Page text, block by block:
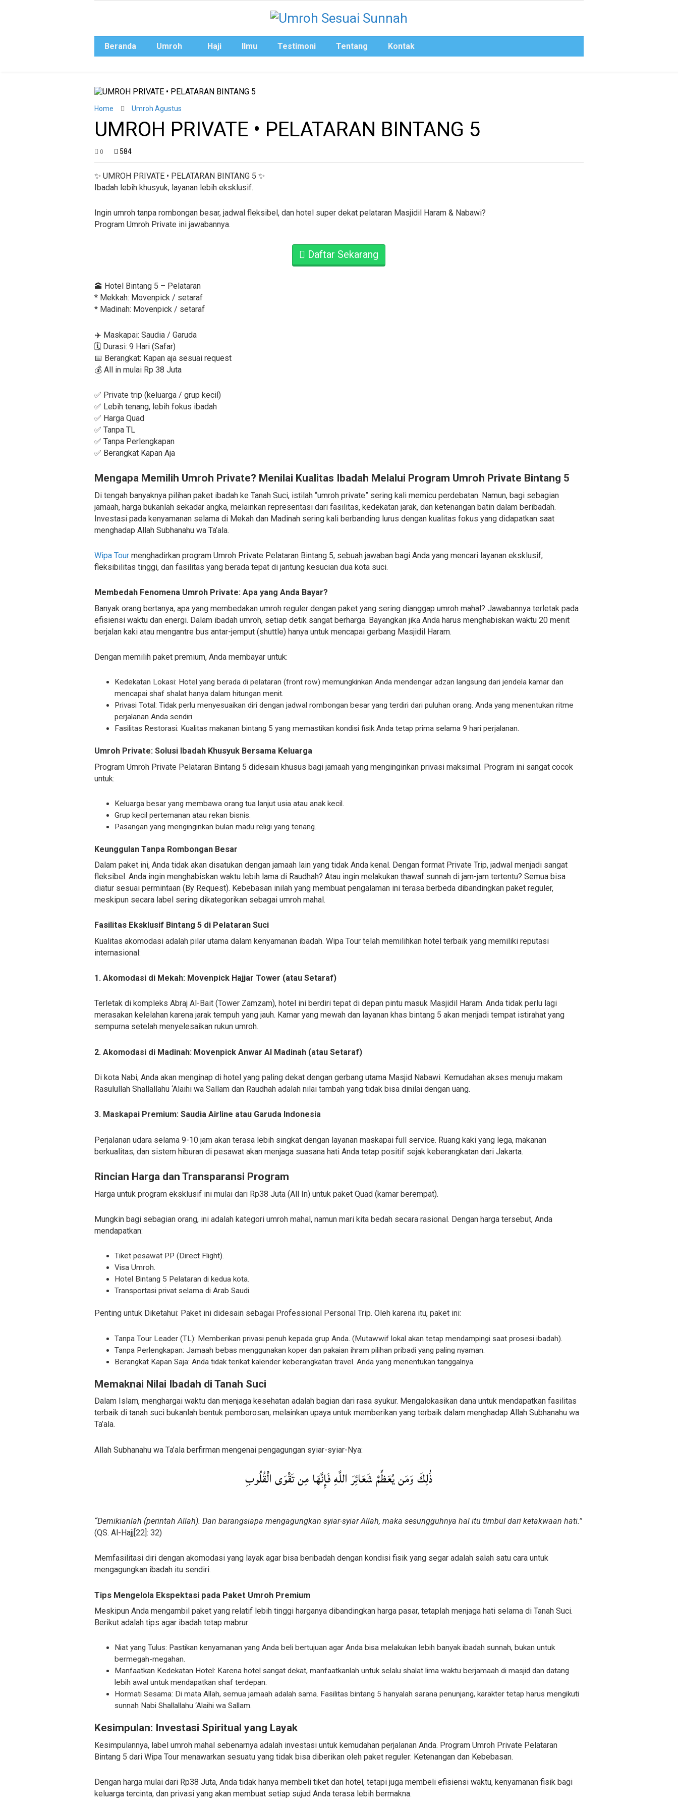
Beranda Umroh Haji Ilmu Testimoni Tentang Kontak
Home Umroh Agustus
UMROH PRIVATE • PELATARAN BINTANG 5
0 584
✨ UMROH PRIVATE • PELATARAN BINTANG 5 ✨
Ibadah lebih khusyuk, layanan lebih eksklusif.
Ingin umroh tanpa rombongan besar, jadwal fleksibel, dan hotel super dekat pelataran Masjidil Haram & Nabawi?
Program Umroh Private ini jawabannya.
Daftar Sekarang
🕋 Hotel Bintang 5 – Pelataran
* Mekkah: Movenpick / setaraf
* Madinah: Movenpick / setaraf
✈️ Maskapai: Saudia / Garuda
🗓️ Durasi: 9 Hari (Safar)
📅 Berangkat: Kapan aja sesuai request
💰 All in mulai Rp 38 Juta
✅ Private trip (keluarga / grup kecil)
✅ Lebih tenang, lebih fokus ibadah
✅ Harga Quad
✅ Tanpa TL
✅ Tanpa Perlengkapan
✅ Berangkat Kapan Aja
Mengapa Memilih Umroh Private? Menilai Kualitas Ibadah Melalui Program Umroh Private Bintang 5
Di tengah banyaknya pilihan paket ibadah ke Tanah Suci, istilah “umroh private” sering kali memicu perdebatan. Namun, bagi sebagian
jamaah, harga bukanlah sekadar angka, melainkan representasi dari fasilitas, kedekatan jarak, dan ketenangan batin dalam beribadah.
Investasi pada kenyamanan selama di Mekah dan Madinah sering kali berbanding lurus dengan kualitas fokus yang didapatkan saat
menghadap Allah Subhanahu wa Ta’ala.
Wipa Tourmenghadirkan program Umroh Private Pelataran Bintang 5, sebuah jawaban bagi Anda yang mencari layanan eksklusif,
fleksibilitas tinggi, dan fasilitas yang berada tepat di jantung kesucian dua kota suci.
Membedah Fenomena Umroh Private: Apa yang Anda Bayar?
Banyak orang bertanya, apa yang membedakan umroh reguler dengan paket yang sering dianggap umroh mahal? Jawabannya terletak pada
efisiensi waktu dan energi. Dalam ibadah umroh, setiap detik sangat berharga. Bayangkan jika Anda harus menghabiskan waktu 20 menit
berjalan kaki atau mengantre bus antar-jemput (shuttle) hanya untuk mencapai gerbang Masjidil Haram.
Dengan memilih paket premium, Anda membayar untuk:
Kedekatan Lokasi: Hotel yang berada di pelataran (front row) memungkinkan Anda mendengar adzan langsung dari jendela kamar dan
mencapai shaf shalat hanya dalam hitungan menit.
Privasi Total: Tidak perlu menyesuaikan diri dengan jadwal rombongan besar yang terdiri dari puluhan orang. Anda yang menentukan ritme
perjalanan Anda sendiri.
Fasilitas Restorasi: Kualitas makanan bintang 5 yang memastikan kondisi fisik Anda tetap prima selama 9 hari perjalanan.
Umroh Private: Solusi Ibadah Khusyuk Bersama Keluarga
Program Umroh Private Pelataran Bintang 5 didesain khusus bagi jamaah yang menginginkan privasi maksimal. Program ini sangat cocok
untuk:
Keluarga besar yang membawa orang tua lanjut usia atau anak kecil.
Grup kecil pertemanan atau rekan bisnis.
Pasangan yang menginginkan bulan madu religi yang tenang.
Keunggulan Tanpa Rombongan Besar
Dalam paket ini, Anda tidak akan disatukan dengan jamaah lain yang tidak Anda kenal. Dengan format Private Trip, jadwal menjadi sangat
fleksibel. Anda ingin menghabiskan waktu lebih lama di Raudhah? Atau ingin melakukan thawaf sunnah di jam-jam tertentu? Semua bisa
diatur sesuai permintaan (By Request). Kebebasan inilah yang membuat pengalaman ini terasa berbeda dibandingkan paket reguler,
meskipun secara label sering dikategorikan sebagai umroh mahal.
Fasilitas Eksklusif Bintang 5 di Pelataran Suci
Kualitas akomodasi adalah pilar utama dalam kenyamanan ibadah. Wipa Tour telah memilihkan hotel terbaik yang memiliki reputasi
internasional:
1. Akomodasi di Mekah: Movenpick Hajjar Tower (atau Setaraf)
Terletak di kompleks Abraj Al-Bait (Tower Zamzam), hotel ini berdiri tepat di depan pintu masuk Masjidil Haram. Anda tidak perlu lagi
merasakan kelelahan karena jarak tempuh yang jauh. Kamar yang mewah dan layanan khas bintang 5 akan menjadi tempat istirahat yang
sempurna setelah menyelesaikan rukun umroh.
2. Akomodasi di Madinah: Movenpick Anwar Al Madinah (atau Setaraf)
Di kota Nabi, Anda akan menginap di hotel yang paling dekat dengan gerbang utama Masjid Nabawi. Kemudahan akses menuju makam
Rasulullah Shallallahu ‘Alaihi wa Sallam dan Raudhah adalah nilai tambah yang tidak bisa dinilai dengan uang.
3. Maskapai Premium: Saudia Airline atau Garuda Indonesia
Perjalanan udara selama 9-10 jam akan terasa lebih singkat dengan layanan maskapai full service. Ruang kaki yang lega, makanan
berkualitas, dan sistem hiburan di pesawat akan menjaga suasana hati Anda tetap positif sejak keberangkatan dari Jakarta.
Rincian Harga dan Transparansi Program
Harga untuk program eksklusif ini mulai dari Rp38 Juta (All In) untuk paket Quad (kamar berempat).
Mungkin bagi sebagian orang, ini adalah kategori umroh mahal, namun mari kita bedah secara rasional. Dengan harga tersebut, Anda
mendapatkan:
Tiket pesawat PP (Direct Flight).
Visa Umroh.
Hotel Bintang 5 Pelataran di kedua kota.
Transportasi privat selama di Arab Saudi.
Penting untuk Diketahui: Paket ini didesain sebagai Professional Personal Trip. Oleh karena itu, paket ini:
Tanpa Tour Leader (TL): Memberikan privasi penuh kepada grup Anda. (Mutawwif lokal akan tetap mendampingi saat prosesi ibadah).
Tanpa Perlengkapan: Jamaah bebas menggunakan koper dan pakaian ihram pilihan pribadi yang paling nyaman.
Berangkat Kapan Saja: Anda tidak terikat kalender keberangkatan travel. Anda yang menentukan tanggalnya.
Memaknai Nilai Ibadah di Tanah Suci
Dalam Islam, menghargai waktu dan menjaga kesehatan adalah bagian dari rasa syukur. Mengalokasikan dana untuk mendapatkan fasilitas
terbaik di tanah suci bukanlah bentuk pemborosan, melainkan upaya untuk memberikan yang terbaik dalam menghadap Allah Subhanahu wa
Ta’ala.
Allah Subhanahu wa Ta’ala berfirman mengenai pengagungan syiar-syiar-Nya:
ذَٰلِكَ وَمَن يُعَظِّمْ شَعَائِرَ اللَّهِ فَإِنَّهَا مِن تَقْوَى الْقُلُوبِ
“Demikianlah (perintah Allah). Dan barangsiapa mengagungkan syiar-syiar Allah, maka sesungguhnya hal itu timbul dari ketakwaan hati.”
(QS. Al-Hajj[22]: 32)
Memfasilitasi diri dengan akomodasi yang layak agar bisa beribadah dengan kondisi fisik yang segar adalah salah satu cara untuk
mengagungkan ibadah itu sendiri.
Tips Mengelola Ekspektasi pada Paket Umroh Premium
Meskipun Anda mengambil paket yang relatif lebih tinggi harganya dibandingkan harga pasar, tetaplah menjaga hati selama di Tanah Suci.
Berikut adalah tips agar ibadah tetap mabrur:
Niat yang Tulus: Pastikan kenyamanan yang Anda beli bertujuan agar Anda bisa melakukan lebih banyak ibadah sunnah, bukan untuk
bermegah-megahan.
Manfaatkan Kedekatan Hotel: Karena hotel sangat dekat, manfaatkanlah untuk selalu shalat lima waktu berjamaah di masjid dan datang
lebih awal untuk mendapatkan shaf terdepan.
Hormati Sesama: Di mata Allah, semua jamaah adalah sama. Fasilitas bintang 5 hanyalah sarana penunjang, karakter tetap harus mengikuti
sunnah Nabi Shallallahu ‘Alaihi wa Sallam.
Kesimpulan: Investasi Spiritual yang Layak
Kesimpulannya, label umroh mahal sebenarnya adalah investasi untuk kemudahan perjalanan Anda. Program Umroh Private Pelataran
Bintang 5 dari Wipa Tour menawarkan sesuatu yang tidak bisa diberikan oleh paket reguler: Ketenangan dan Kebebasan.
Dengan harga mulai dari Rp38 Juta, Anda tidak hanya membeli tiket dan hotel, tetapi juga membeli efisiensi waktu, kenyamanan fisik bagi
keluarga tercinta, dan privasi yang akan membuat setiap sujud Anda terasa lebih bermakna.